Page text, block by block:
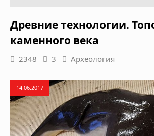
Древние технологии.
каменного века
2348 3 Археология
14.06.2017